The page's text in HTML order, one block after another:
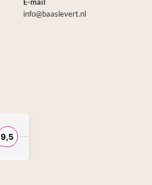
E-mail
info@baaslevert.nl